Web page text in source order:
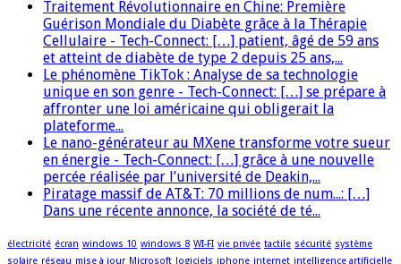
Traitement Révolutionnaire en Chine: Première
Guérison Mondiale du Diabète grâce à la Thérapie
Cellulaire - Tech-Connect: […] patient, âgé de 59 ans
et atteint de diabète de type 2 depuis 25 ans,...
Le phénomène TikTok : Analyse de sa technologie
unique en son genre - Tech-Connect: […] se prépare à
affronter une loi américaine qui obligerait la
plateforme...
Le nano-générateur au MXene transforme votre sueur
en énergie - Tech-Connect: […] grâce à une nouvelle
percée réalisée par l’université de Deakin,...
Piratage massif de AT&T: 70 millions de num...: […]
Dans une récente annonce, la société de té...
électricité écran windows 10 windows 8 WI-FI vie privée tactile sécurité système
solaire réseau mise à jour Microsoft logiciels iphone internet intelligence artificielle